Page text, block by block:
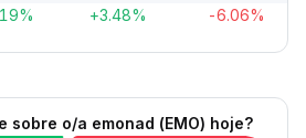
+3.48% -6.06%
sobre o/a emonad (EMO) hoje?